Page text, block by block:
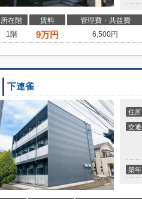
所在階 賃料 管理費・共益費
1階
9万円 6,500円
下連雀
住所
交通
築年